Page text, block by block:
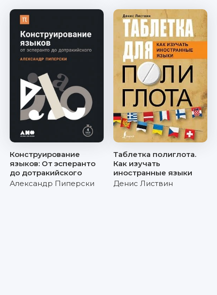
Конструирование
языков: От эсперанто
до дотракийского
Александр Пиперски
Таблетка полиглота.
Как изучать
иностранные языки
Денис Листвин